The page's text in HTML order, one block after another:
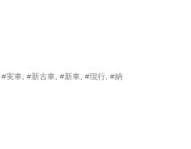
#実車 #新古車 #新車 #現行 #納